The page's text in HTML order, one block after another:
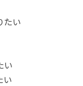
たい
い
い